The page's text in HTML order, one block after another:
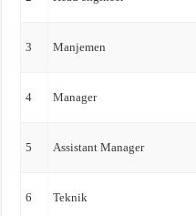
3 Manjemen
4 Manager
5 Assistant Manager
6 Teknik